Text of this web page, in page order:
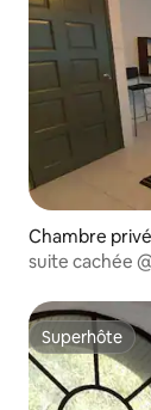
Chambre
suite cachée
Superhôte
Superhôte